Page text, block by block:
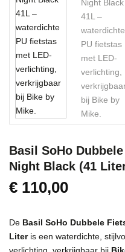
Basil SoHo
Night Black (41
€ 110,00
De Basil SoHo Dubbele
Literis een waterdichte,
verlichting, verkrijgbaar bij